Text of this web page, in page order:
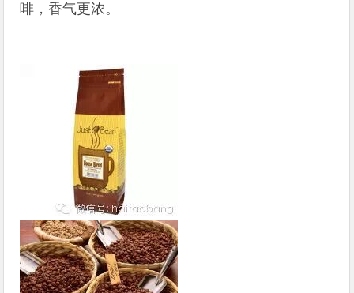
啡，香气更浓。